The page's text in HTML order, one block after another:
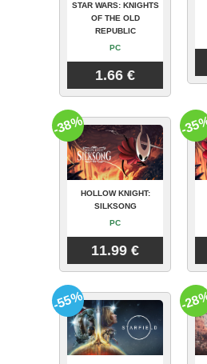
STAR WARS: KNIGHTS
OF THE OLD
REPUBLIC
PC
1.66 €
HOLLOW KNIGHT:
SILKSONG
PC
11.99 €
-38% -
-55% -